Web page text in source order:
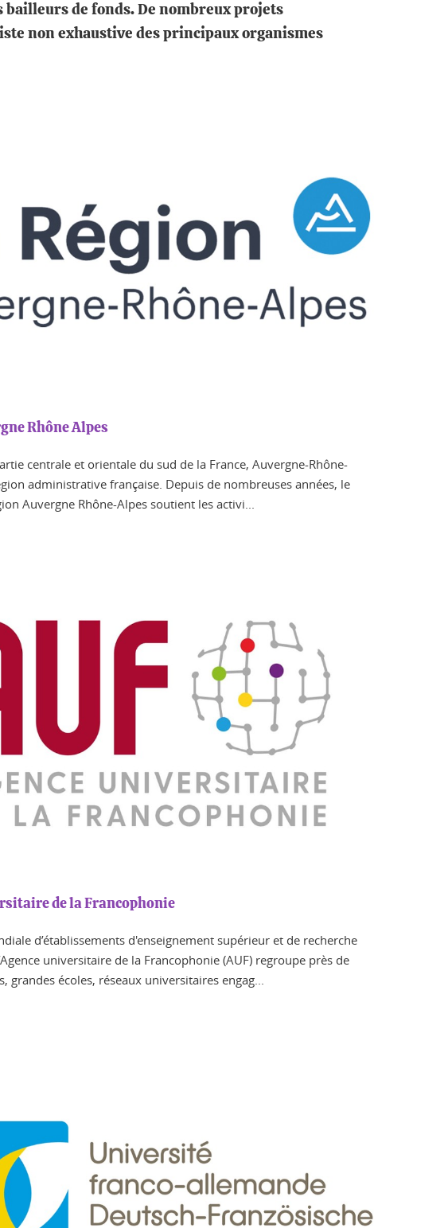
de fonds. De nombreux projets
non exhaustive des principaux organismes
Rhône Alpes
centrale et orientale du sud de la France, Auvergne-Rhône-
administrative française. Depuis de nombreuses années, le
Auvergne Rhône-Alpes soutient les activi...
de la Francophonie
d’établissements d'enseignement supérieur et de recherche
universitaire de la Francophonie (AUF) regroupe près de
grandes écoles, réseaux universitaires engag...